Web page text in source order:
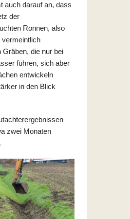
auch darauf an, dass
der
Ronnen, also
vermeintlich
Gräben, die nur bei
führen, sich aber
entwickeln
in den Blick
zwei Monaten